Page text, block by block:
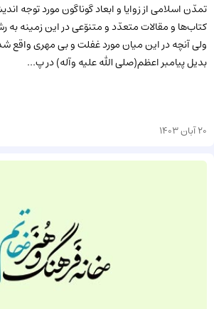
تمدّن اسلامى از زوايا و ابعاد گوناگون مورد توجه
كتاب‌ها و مقالات متعدّد و متنوّعى در اين زمينه به
ولى آنچه در اين ميان مورد غفلت و بى مهرى
بديل پيامبر اعظم(صلى الله عليه وآله) در پ...
20 آبان 1403